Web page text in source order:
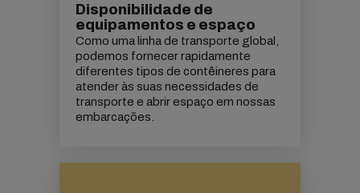
Disponibilidade de
equipamentos e espaço
Como uma linha de transporte global,
podemos fornecer rapidamente
diferentes tipos de contêineres para
atender às suas necessidades de
transporte e abrir espaço em nossas
embarcações.